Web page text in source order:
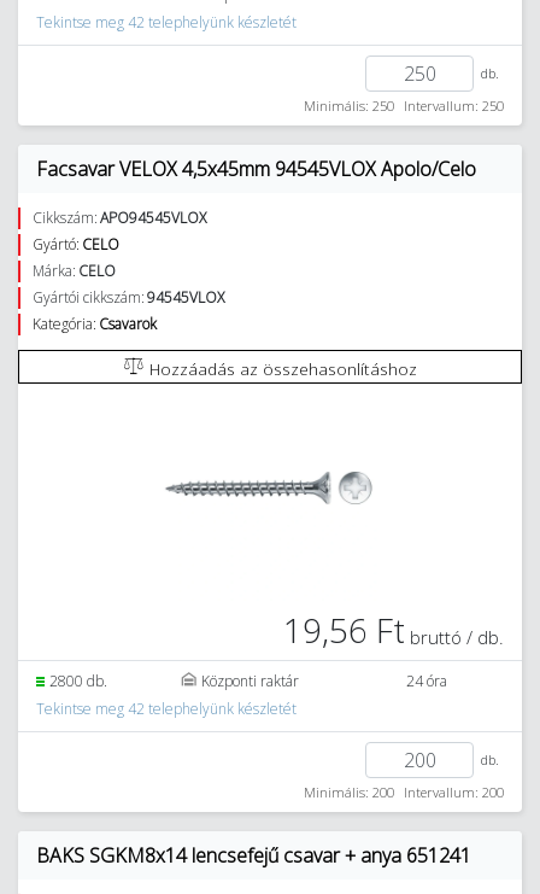
Tekintse meg 42 telephelyünk készletét
db.
Minimális: 250 Intervallum: 250
Facsavar VELOX 4,5x45mm 94545VLOX Apolo/Celo
Cikkszám:APO94545VLOX
Gyártó: CELO
Márka: CELO
Gyártói cikkszám:94545VLOX
Kategória: Csavarok
Hozzáadás az összehasonlításhoz
19,56 Ft bruttó / db.
2800 db. Központi raktár
24 óra
Tekintse meg 42 telephelyünk készletét
db.
Minimális: 200 Intervallum: 200
BAKS SGKM8x14 lencsefejű csavar + anya 651241